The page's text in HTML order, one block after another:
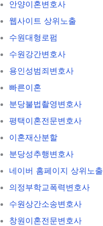
안양이혼변호사
웹사이트 상위노출
수원대형로펌
수원강간변호사
용인성범죄변호사
빠른이혼
분당불법촬영변호사
평택이혼전문변호사
이혼재산분할
분당성추행변호사
네이버 홈페이지 상위노출
의정부학교폭력변호사
수원상간소송변호사
창원이혼전문변호사